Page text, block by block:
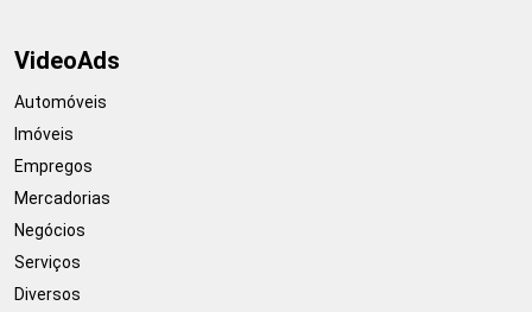
VideoAds
Automóveis
Imóveis
Empregos
Mercadorias
Negócios
Serviços
Diversos